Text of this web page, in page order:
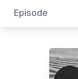
Episode